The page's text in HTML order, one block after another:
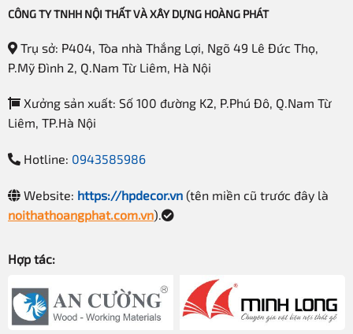
CÔNG TY TNHH NỘI THẤT VÀ XÂY DỰNG HOÀNG PHÁT
Trụ sở: P404, Tòa nhà Thắng Lợi, Ngõ 49 Lê Đức Thọ,
P.Mỹ Đình 2, Q.Nam Từ Liêm, Hà Nội
Xưởng sản xuất: Số 100 đường K2, P.Phú Đô, Q.Nam Từ
Liêm, TP.Hà Nội
Hotline: 0943585986
Website: https://hpdecor.vn(tên miền cũ trước đây là
noithathoangphat.com.vn).
Hợp tác: